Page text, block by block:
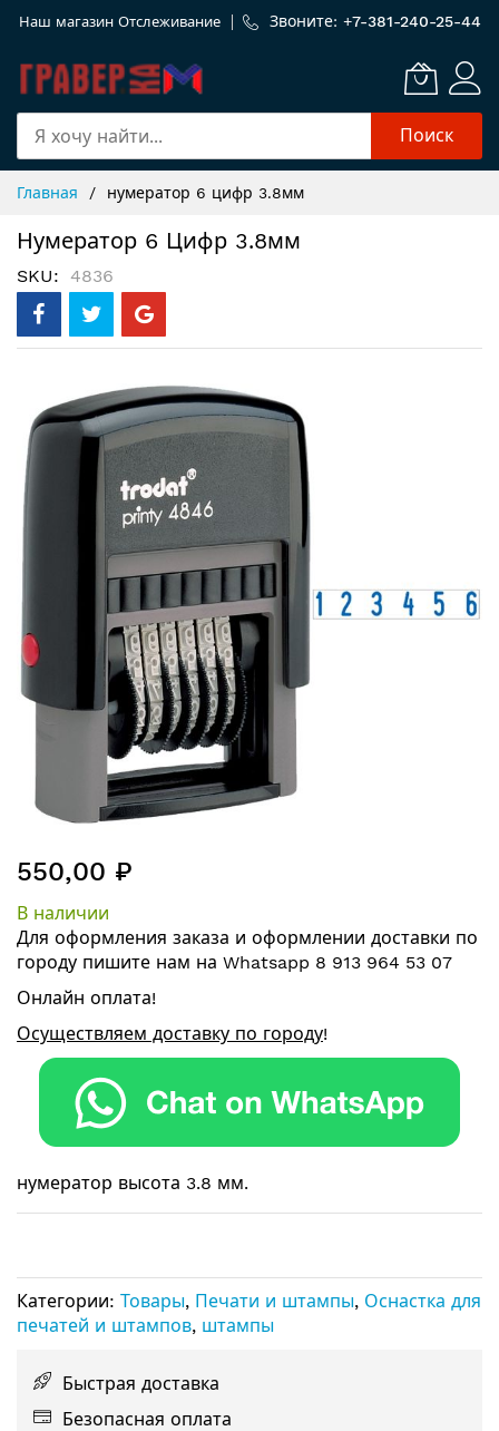
Наш магазин Отслеживание Звоните: +7-381-240-25-44
Поиск
Content
Главная нумератор 6 цифр 3.8мм
Нумератор 6 Цифр 3.8мм
SKU 4836
перейти
галереям
изображений
к
галереи
изображений
550,00 ₽
В наличии
Для оформления заказа и оформлении доставки по
городу пишите нам на Whatsapp 8 913 964 53 07
Онлайн оплата!
Осуществляем доставку по городу!
нумератор высота 3.8 мм.
Категории: Товары, Печати и штампы, Оснастка для
печатей и штампов, штампы
Быстрая доставка
Безопасная оплата